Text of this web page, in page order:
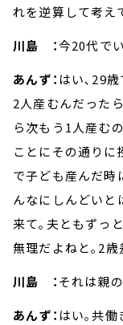
れを逆算して考え
川島 ：今20代で
あんず： はい､29
2人産むんだった
ら次もう1人産む
ことにその通りに
で子ども産んだ時
んなにしんどいと
来て｡夫ともずっ
無理だよねと｡2歳
川島 ：それは親
あんず： はい｡共働